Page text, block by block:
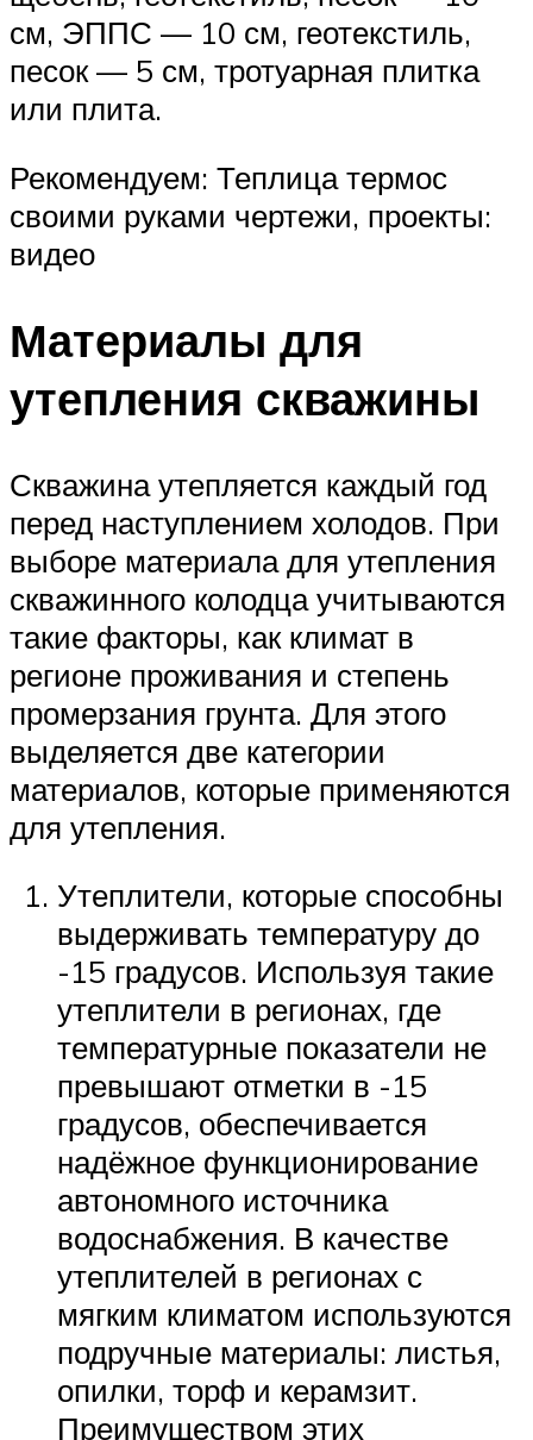
см, ЭППС — 10 см, геотекстиль,
песок — 5 см, тротуарная плитка
или плита.
Рекомендуем: Теплица термос
своими руками чертежи, проекты:
видео
Материалы для
утепления скважины
Скважина утепляется каждый год
перед наступлением холодов. При
выборе материала для утепления
скважинного колодца учитываются
такие факторы, как климат в
регионе проживания и степень
промерзания грунта. Для этого
выделяется две категории
материалов, которые применяются
для утепления.
Утеплители, которые способны
выдерживать температуру до
-15 градусов. Используя такие
утеплители в регионах, где
температурные показатели не
превышают отметки в -15
градусов, обеспечивается
надёжное функционирование
автономного источника
водоснабжения. В качестве
утеплителей в регионах с
мягким климатом используются
подручные материалы: листья,
опилки, торф и керамзит.
Преимуществом этих